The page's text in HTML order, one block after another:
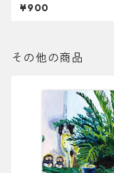
¥900
その他の商品